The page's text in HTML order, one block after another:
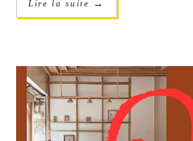
Lire la suite →